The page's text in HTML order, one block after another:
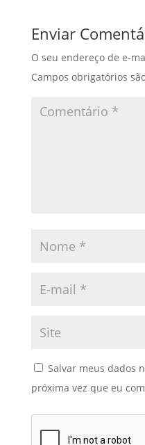
Enviar
O seu endereço de e-
Campos obrigatórios
Salvar meus dados
próxima vez que eu